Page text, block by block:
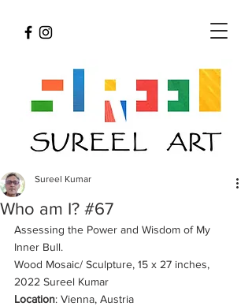
Who am I? #67
Sureel Kumar
Assessing the Power and Wisdom of My
Inner Bull.
Wood Mosaic/ Sculpture, 15 x 27 inches,
2022 Sureel Kumar
Location: Vienna, Austria